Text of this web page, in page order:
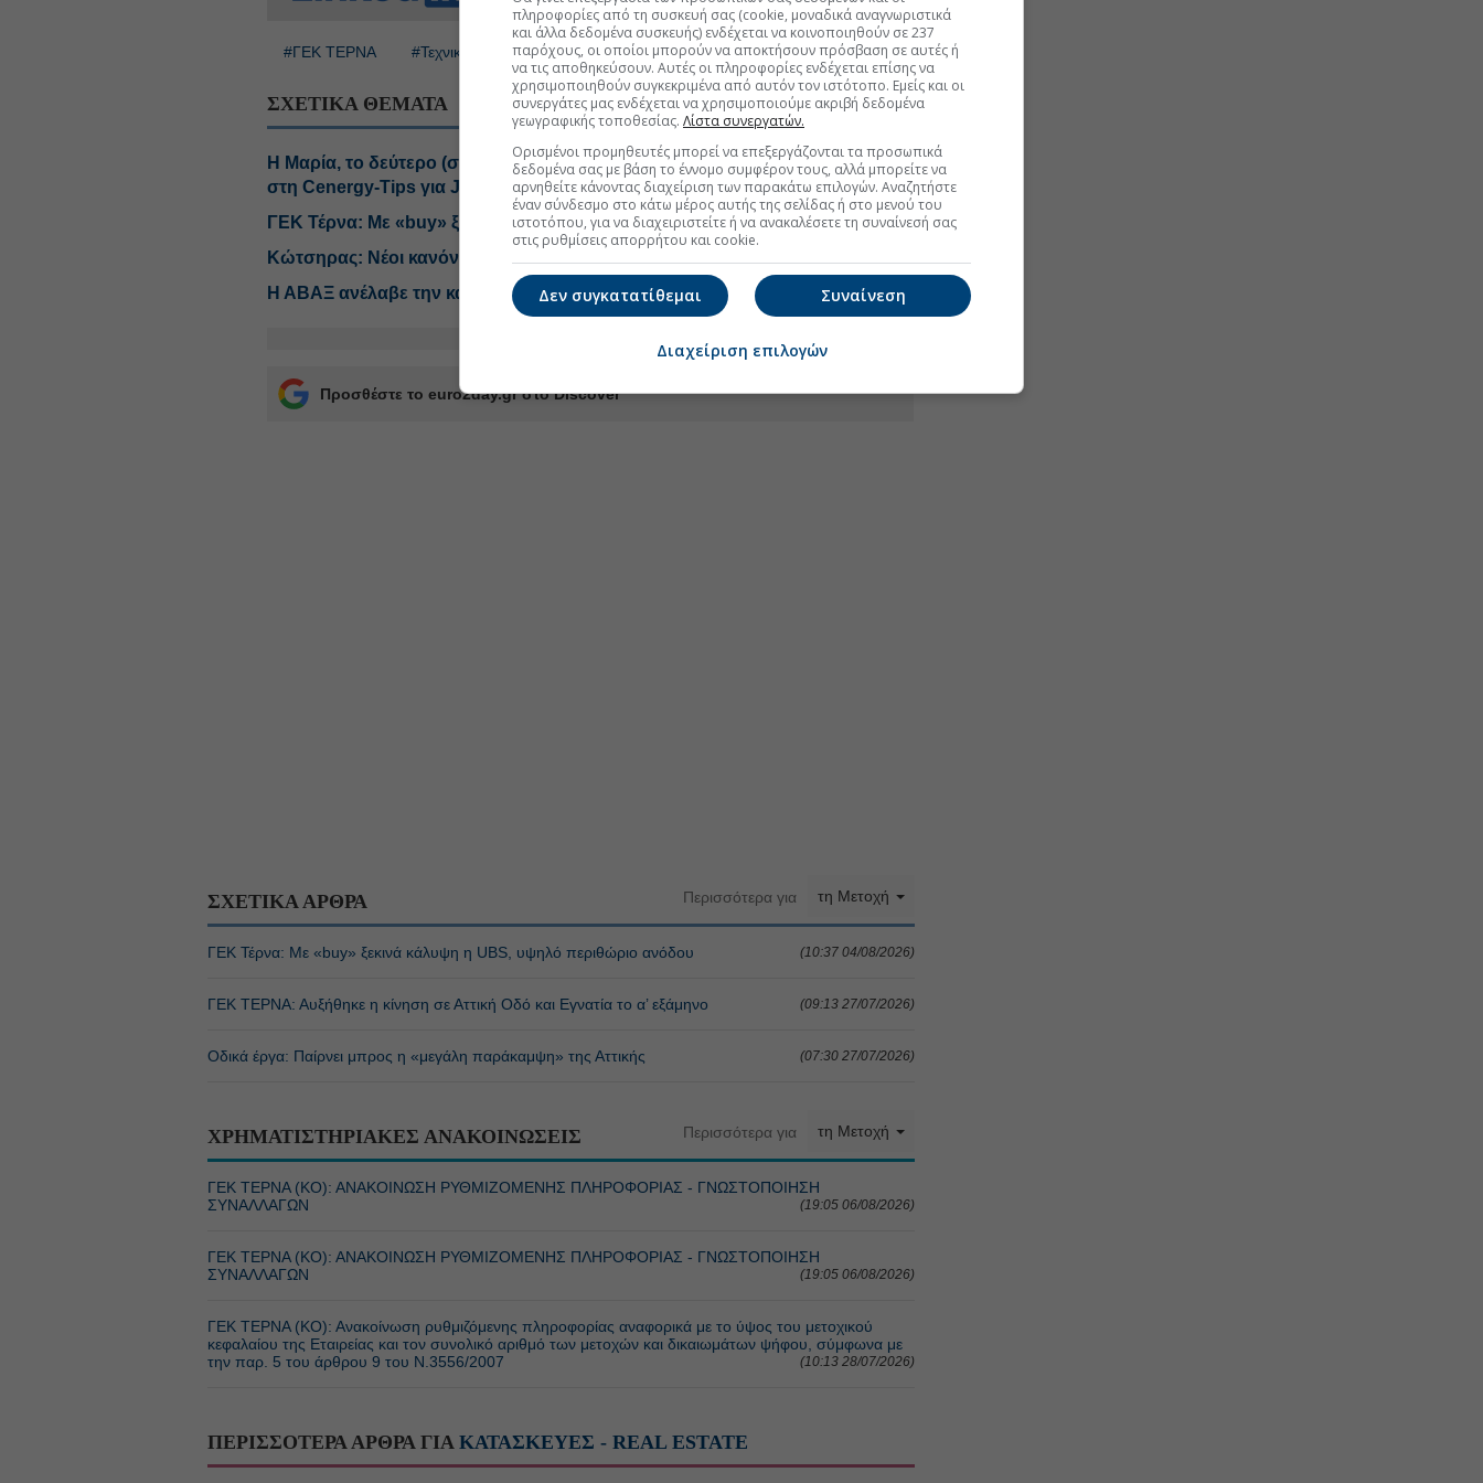
#ΓΕΚ ΤΕΡΝΑ #Τεχνικές εταιρείες #Υπουργείο Υποδομών
ΣΧΕΤΙΚΑ ΘΕΜΑΤΑ
Η Μαρία, το δεύτερο (σκληρό) χτύπημα και τα γκάλοπ-Τα ψιλά γράμματα
στη Cenergy-Tips για Jumbo, ΕΛΠΕ, ΓΕΚ Τέρνα
ΓΕΚ Τέρνα: Με «buy» ξεκινά κάλυψη η UBS, υψηλό περιθώριο ανόδου
Κώτσηρας: Νέοι κανόνες για ασφαλή χρήση των ηλεκτρικών πατινιών
Η ΑΒΑΞ ανέλαβε την κατασκευή εργοστασίου ρεύματος στη Λάρισα
Προσθέστε το euro2day.gr στο Discover
ΣΧΕΤΙΚΑ ΑΡΘΡΑ Περισσότερα για τη Μετοχή
ΓΕΚ Τέρνα: Με «buy» ξεκινά κάλυψη η UBS, υψηλό περιθώριο ανόδου (10:37 04/08/2026)
ΓΕΚ ΤΕΡΝΑ: Αυξήθηκε η κίνηση σε Αττική Οδό και Εγνατία το α’ εξάμηνο (09:13 27/07/2026)
Οδικά έργα: Παίρνει μπρος η «μεγάλη παράκαμψη» της Αττικής (07:30 27/07/2026)
ΧΡΗΜΑΤΙΣΤΗΡΙΑΚΕΣ ΑΝΑΚΟΙΝΩΣΕΙΣ Περισσότερα για τη Μετοχή
ΓΕΚ ΤΕΡΝΑ (ΚΟ): ΑΝΑΚΟΙΝΩΣΗ ΡΥΘΜΙΖΟΜΕΝΗΣ ΠΛΗΡΟΦΟΡΙΑΣ - ΓΝΩΣΤΟΠΟΙΗΣΗ
ΣΥΝΑΛΛΑΓΩΝ
(19:05 06/08/2026)
ΓΕΚ ΤΕΡΝΑ (ΚΟ): ΑΝΑΚΟΙΝΩΣΗ ΡΥΘΜΙΖΟΜΕΝΗΣ ΠΛΗΡΟΦΟΡΙΑΣ - ΓΝΩΣΤΟΠΟΙΗΣΗ
ΣΥΝΑΛΛΑΓΩΝ
(19:05 06/08/2026)
ΓΕΚ ΤΕΡΝΑ (ΚΟ): Ανακοίνωση ρυθμιζόμενης πληροφορίας αναφορικά με το ύψος του μετοχικού
κεφαλαίου της Εταιρείας και τον συνολικό αριθμό των μετοχών και δικαιωμάτων ψήφου, σύμφωνα με
την παρ. 5 του άρθρου 9 του Ν.3556/2007
(10:13 28/07/2026)
ΠΕΡΙΣΣΟΤΕΡΑ ΑΡΘΡΑ ΓΙΑ ΚΑΤΑΣΚΕΥΕΣ - REAL ESTATE
πληροφορίες από τη συσκευή σας (cookie, μοναδικά αναγνωριστικά
και άλλα δεδομένα συσκευής) ενδέχεται να κοινοποιηθούν σε 237
παρόχους, οι οποίοι μπορούν να αποκτήσουν πρόσβαση σε αυτές ή
να τις αποθηκεύσουν. Αυτές οι πληροφορίες ενδέχεται επίσης να
χρησιμοποιηθούν συγκεκριμένα από αυτόν τον ιστότοπο. Εμείς και οι
συνεργάτες μας ενδέχεται να χρησιμοποιούμε ακριβή δεδομένα
γεωγραφικής τοποθεσίας. Λίστα συνεργατών.
Ορισμένοι προμηθευτές μπορεί να επεξεργάζονται τα προσωπικά
δεδομένα σας με βάση το έννομο συμφέρον τους, αλλά μπορείτε να
αρνηθείτε κάνοντας διαχείριση των παρακάτω επιλογών. Αναζητήστε
έναν σύνδεσμο στο κάτω μέρος αυτής της σελίδας ή στο μενού του
ιστοτόπου, για να διαχειριστείτε ή να ανακαλέσετε τη συναίνεσή σας
στις ρυθμίσεις απορρήτου και cookie.
Συναίνεση
Δεν συγκατατίθεμαι
Διαχείριση επιλογών